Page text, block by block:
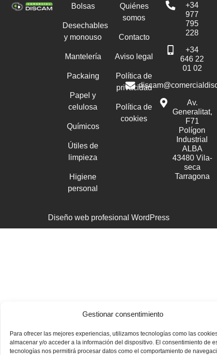
Gestionar consentimiento
Para ofrecer las mejores experiencias, utilizamos tecnologías como las
almacenar y/o acceder a la información del dispositivo. El consentimiento de
tecnologías nos permitirá procesar datos como el comportamiento de
Bolsas
Desechables
y monouso
Mantelería
Packaing
Papel y
celulosa
Químicos
Útiles de
limpieza
Higiene
personal
Quiénes
somos
Contacto
Aviso legal
Política de
privacidad
Política de
cookies
+34
977
795
228
+34
646 22
01 02
Av.
Generalitat,
F71
Polígon
Industrial
ALBA
43480 Vila-
seca
Tarragona
Diseño web profesional WordPress